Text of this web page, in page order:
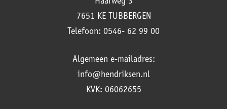
7651 KE TUBBERGEN
Telefoon: 0546- 62 99 00
Algemeen e-mailadres:
info@hendriksen.nl
KVK: 06062655